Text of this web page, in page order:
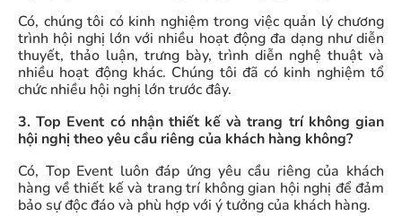
Có, chúng tôi có kinh nghiệm trong việc quản lý chương
trình hội nghị lớn với nhiều hoạt động đa dạng như diễn
thuyết, thảo luận, trưng bày, trình diễn nghệ thuật và
nhiều hoạt động khác. Chúng tôi đã có kinh nghiệm tổ
chức nhiều hội nghị lớn trước đây.
3. Top Event có nhận thiết kế và trang trí không gian
hội nghị theo yêu cầu riêng của khách hàng không?
Có, Top Event luôn đáp ứng yêu cầu riêng của khách
hàng về thiết kế và trang trí không gian hội nghị để đảm
bảo sự độc đáo và phù hợp với ý tưởng của khách hàng.